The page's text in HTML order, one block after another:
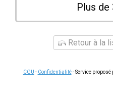
Plus de
Retour à la
CGU - Confidentialité- Service proposé